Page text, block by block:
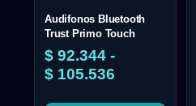
Audifonos Bluetooth
Trust Primo Touch
$ 92.344 -
$ 105.536